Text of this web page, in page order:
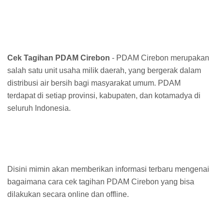
Cek Tagihan PDAM Cirebon - PDAM Cirebon merupakan
salah satu unit usaha milik daerah, yang bergerak dalam
distribusi air bersih bagi masyarakat umum. PDAM
terdapat di setiap provinsi, kabupaten, dan kotamadya di
seluruh Indonesia.
Disini mimin akan memberikan informasi terbaru mengenai
bagaimana cara cek tagihan PDAM Cirebon yang bisa
dilakukan secara online dan offline.